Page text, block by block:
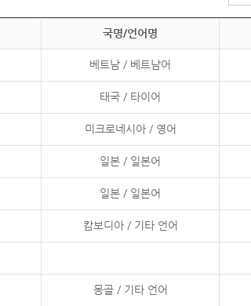
국명/언어명
베트남 / 베트남어
태국 / 타이어
미크로네시아 / 영어
일본 / 일본어
일본 / 일본어
캄보디아 / 기타 언어
몽골 / 기타 언어